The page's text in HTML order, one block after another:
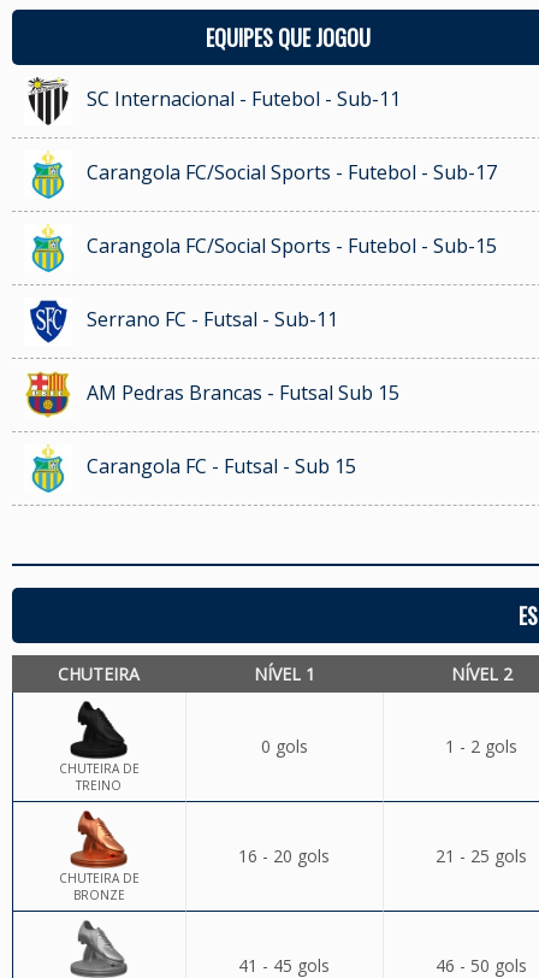
EQUIPES QUE JOGOU
SC Internacional - Futebol - Sub-11
Carangola FC/Social Sports - Futebol - Sub-17
Carangola FC/Social Sports - Futebol - Sub-15
Serrano FC - Futsal - Sub-11
AM Pedras Brancas - Futsal Sub 15
Carangola FC - Futsal - Sub 15
CHUTEIRA NÍVEL 1 NÍVEL 2
CHUTEIRA DE
TREINO
0 gols 1 - 2 gols
CHUTEIRA DE
BRONZE
16 - 20 gols 21 - 25 gols
41 - 45 gols 46 - 50 gols